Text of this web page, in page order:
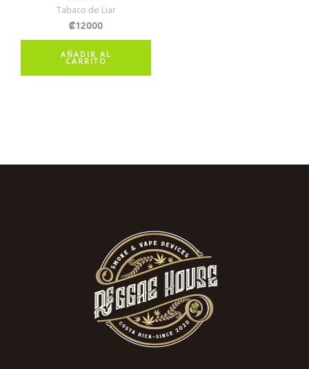
Tabaco de Liar
₡12000
AÑADIR AL
CARRITO